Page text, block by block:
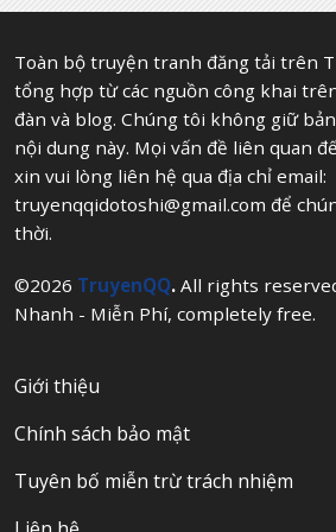
Chương 5
Chương 2
Chương 1
Toàn bộ truyện tranh đăng tải trên
tổng hợp từ các nguồn công khai
đàn và blog. Chúng tôi không giữ
nội dung này. Mọi vấn đề liên quan
xin vui lòng liên hệ qua địa chỉ email:
truyenqqidotoshi@gmail.com để
thời.
©2026 TruyenQQ. All rights
Nhanh - Miễn Phí, completely free.
Giới thiệu
Chính sách bảo mật
Tuyên bố miễn trừ trách nhiệm